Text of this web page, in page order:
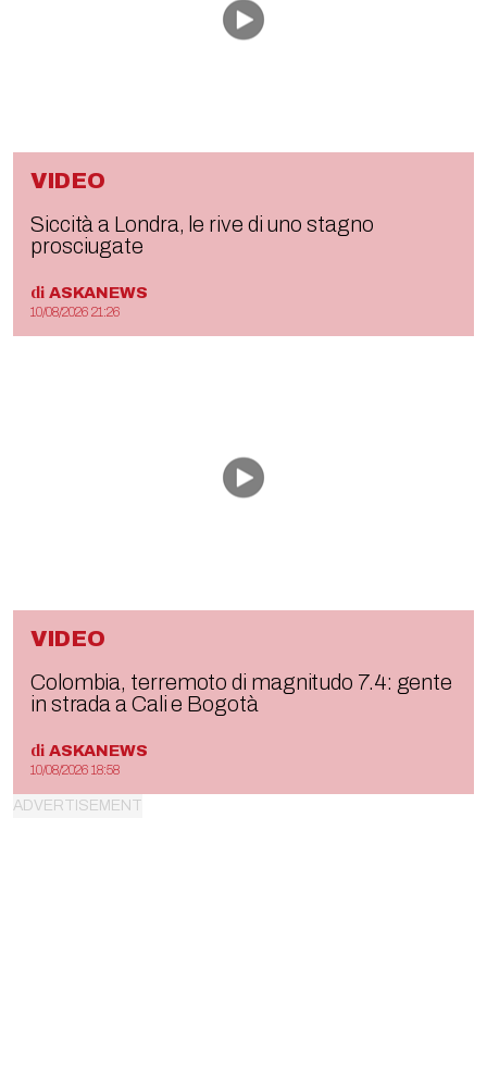
VIDEO
Siccità a Londra, le rive di uno stagno
prosciugate
di ASKANEWS
10/08/2026 21:26
VIDEO
Colombia, terremoto di magnitudo 7.4: gente
in strada a Cali e Bogotà
di ASKANEWS
10/08/2026 18:58